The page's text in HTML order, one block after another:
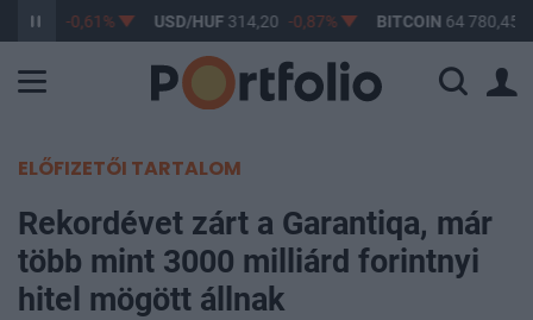
363,17 -0,61% USD/HUF314,20 -0,87% BITCOIN64 780,45
ELŐFIZETŐI TARTALOM
Rekordévet zárt a Garantiqa, már
több mint 3000 milliárd forintnyi
hitel mögött állnak